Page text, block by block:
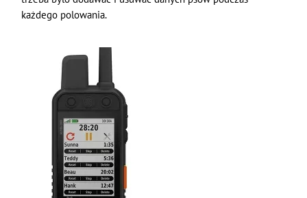
każdego polowania.